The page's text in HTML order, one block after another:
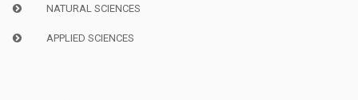
NATURAL SCIENCES
APPLIED SCIENCES